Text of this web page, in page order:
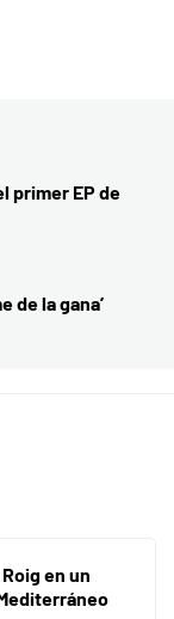
primer EP de
de la gana’
en un